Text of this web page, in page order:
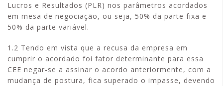
Lucros e Resultados (PLR) nos parâmetros acordados
em mesa de negociação, ou seja, 50% da parte fixa e
50% da parte variável.
1.2 Tendo em vista que a recusa da empresa em
cumprir o acordado foi fator determinante para essa
CEE negar-se a assinar o acordo anteriormente, com a
mudança de postura, fica superado o impasse, devendo